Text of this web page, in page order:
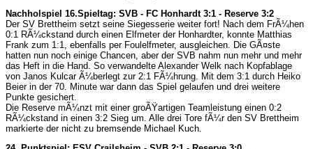
Nachholspiel 16.Spieltag: SVB - FC Honhardt 3:1 - Reserve 3:2
Der SV Brettheim setzt seine Siegesserie weiter fort! Nach dem FrÃ¼hen
0:1 RÃ¼ckstand durch einen Elfmeter der Honhardter, konnte Matthias
Frank zum 1:1, ebenfalls per Foulelfmeter, ausgleichen. Die GÃ¤ste
hatten nun noch einige Chancen, aber der SVB nahm nun mehr und mehr
das Heft in die Hand. So verwandelte Alexander Welk nach Kopfablage
von Janos Kulcar Ã¼berlegt zur 2:1 FÃ¼hrung. Mit dem 3:1 durch Heiko
Beier in der 70. Minute war dann das Spiel gelaufen und drei weitere
Punkte gesichert.
Die Reserve mÃ¼nzt mit einer groÃŸartigen Teamleistung einen 0:2
RÃ¼ckstand in einen 3:2 Sieg um. Alle drei Tore fÃ¼r den SV Brettheim
markierte der nicht zu bremsende Michael Kuch.